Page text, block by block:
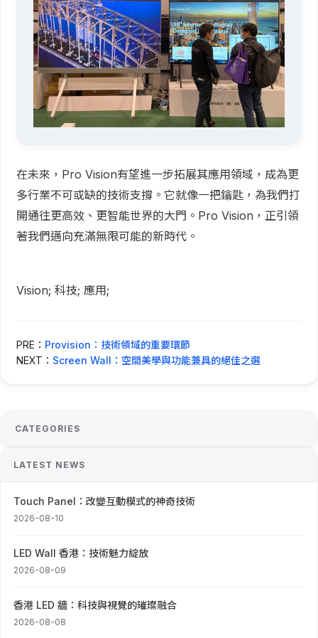
在未來，Pro Vision有望進一步拓展其應用領域，成為更
多行業不可或缺的技術支撐。它就像一把鑰匙，為我們打
開通往更高效、更智能世界的大門。Pro Vision，正引領
著我們邁向充滿無限可能的新時代。
Vision; 科技; 應用;
PRE： Provision：技術領域的重要環節
NEXT： Screen Wall：空間美學與功能兼具的絕佳之選
CATEGORIES
LATEST NEWS
Touch Panel：改變互動模式的神奇技術
2026-08-10
LED Wall 香港：技術魅力綻放
2026-08-09
香港 LED 牆：科技與視覺的璀璨融合
2026-08-08